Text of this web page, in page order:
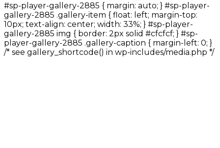
#sp-player-gallery-2885 { margin: auto; } #sp-player-
gallery-2885 .gallery-item { float: left; margin-top:
10px; text-align: center; width: 33%; } #sp-player-
gallery-2885 img { border: 2px solid #cfcfcf; } #sp-
player-gallery-2885 .gallery-caption { margin-left: 0; }
/* see gallery_shortcode() in wp-includes/media.php */